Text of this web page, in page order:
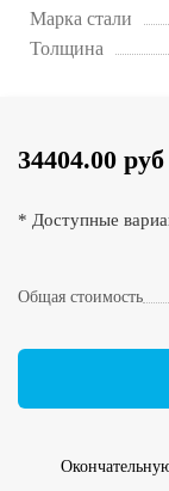
Марка стали
Толщина
34404.00 руб
* Доступные
Общая стоимость